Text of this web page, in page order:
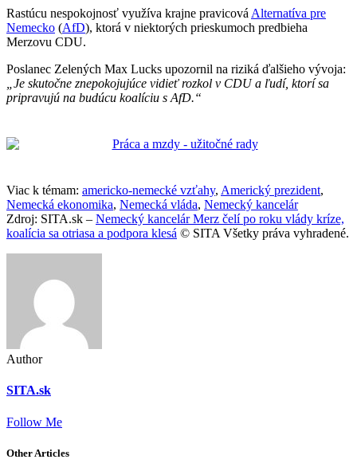
Rastúcu nespokojnosť využíva krajne pravicová Alternatíva pre
Nemecko (AfD), ktorá v niektorých prieskumoch predbieha
Merzovu CDU.
Poslanec Zelených Max Lucks upozornil na riziká ďalšieho vývoja:
„Je skutočne znepokojujúce vidieť rozkol v CDU a ľudí, ktorí sa
pripravujú na budúcu koalíciu s AfD.“
Viac k témam: americko-nemecké vzťahy, Americký prezident,
Nemecká ekonomika, Nemecká vláda, Nemecký kancelár
Zdroj: SITA.sk – Nemecký kancelár Merz čelí po roku vlády kríze,
koalícia sa otriasa a podpora klesá © SITA Všetky práva vyhradené.
Author
SITA.sk
Follow Me
Other Articles